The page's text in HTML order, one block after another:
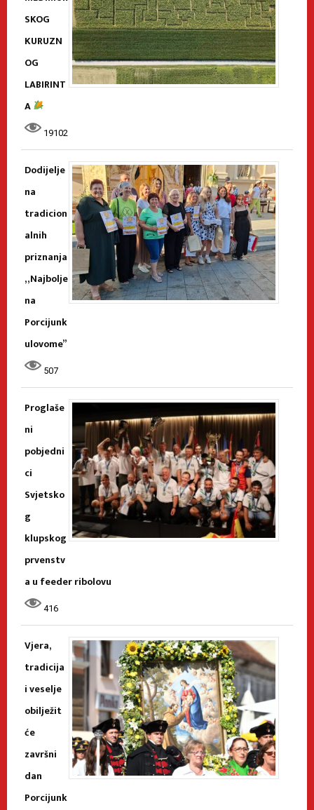
SKOG
KURUZN
OG
LABIRINT
A
19102
Dodijelje
na
tradicion
alnih
priznanja
„Najbolje
na
Porcijunk
ulovome”
507
Proglaše
ni
pobjedni
ci
Svjetsko
g
klupskog
prvenstv
a u feeder ribolovu
416
Vjera,
tradicija
i veselje
obilježit
će
završni
dan
Porcijunk